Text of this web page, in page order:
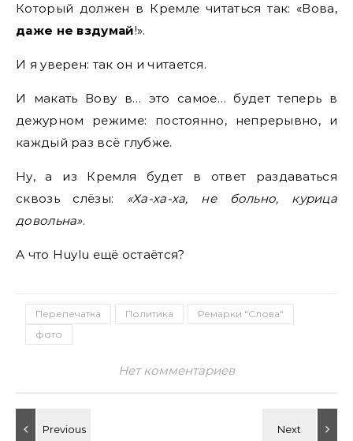
Который должен в Кремле читаться так: «Вова,
даже не вздумай!».
И я уверен: так он и читается.
И макать Вову в… это самое… будет теперь в
дежурном режиме: постоянно, непрерывно, и
каждый раз всё глубже.
Ну, а из Кремля будет в ответ раздаваться
сквозь слёзы:
«Ха-ха-ха, не больно, курица
довольна».
А что Huylu ещё остаётся?
Перепечатка Политика
Ремарки "Слова"
фото
Нет комментариев